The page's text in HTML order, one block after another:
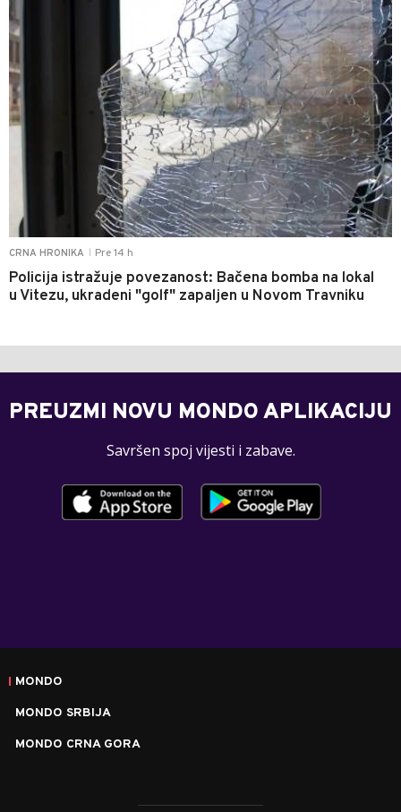
CRNA HRONIKA Pre 14 h
Policija istražuje povezanost: Bačena bomba na lokal
u Vitezu, ukradeni "golf" zapaljen u Novom Travniku
PREUZMI NOVU MONDO APLIKACIJU
Savršen spoj vijesti i zabave.
MONDO
MONDO SRBIJA
MONDO CRNA GORA